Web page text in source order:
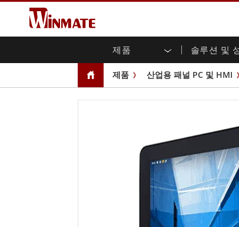
제품 솔루션 및
엔터프라이즈 모빌리티
러기드 노트북
러기드 태블릿 컨트롤러
안드로이드 러기드 태블릿
울트라 러기드 태블릿
차량 탑재형 컴퓨터
견고한 로봇 컨트롤러 솔루션
농업
셀프 서비스 키오스크
스마트 충전소
Winmate에 대하여
보증
마케팅 포털
새로운 제품
무역 박람회 이벤트
제품 산업용 패널 PC 및 HMI